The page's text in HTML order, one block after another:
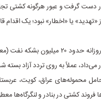
دست گرفت و عبور هرگونه کشتی
«تهدید» یا «اخطار» نبود؛ یک
می‌داد، عملاً به روی تردد آزاد
محموله‌های عراق، کویت،
کشتی در بنادر و لنگرگاه‌ها